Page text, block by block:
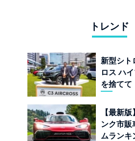
トレンド
新型シト
ロス ハ
を捨てて
児
【最新
ンク市販
ムランキ